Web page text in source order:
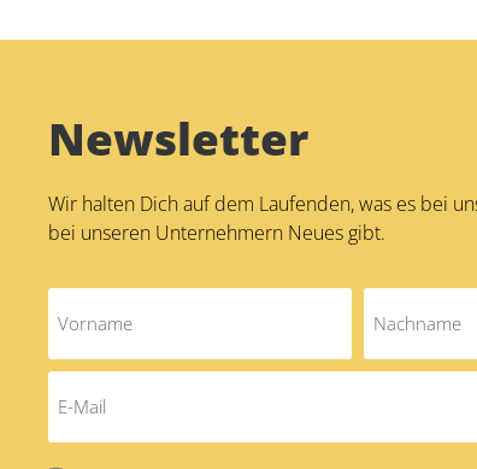
Newsletter
Wir halten Dich auf dem Laufenden, was es bei
bei unseren Unternehmern Neues gibt.